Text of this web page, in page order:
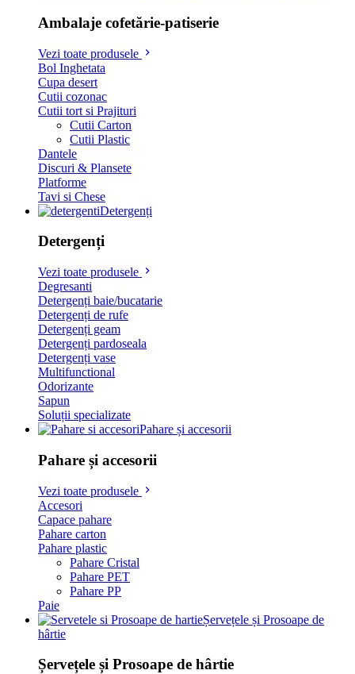
Ambalaje cofetărie-patiserie
Vezi toate produsele
Bol Inghetata
Cupa desert
Cutii cozonac
Cutii tort si Prajituri
Cutii Carton
Cutii Plastic
Dantele
Discuri & Plansete
Platforme
Tavi si Chese
Detergenți
Detergenți
Vezi toate produsele
Degresanti
Detergenți baie/bucatarie
Detergenți de rufe
Detergenți geam
Detergenți pardoseala
Detergenți vase
Multifunctional
Odorizante
Sapun
Soluții specializate
Pahare și accesorii
Pahare și accesorii
Vezi toate produsele
Accesori
Capace pahare
Pahare carton
Pahare plastic
Pahare Cristal
Pahare PET
Pahare PP
Paie
Șervețele și Prosoape de
hârtie
Șervețele și Prosoape de hârtie